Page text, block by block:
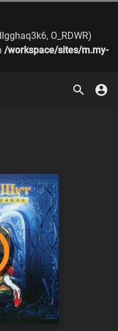
O_RDWR)
/workspace/sites/m.my-